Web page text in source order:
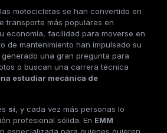
motocicletas se han convertido en
transporte más populares en
economía, facilidad para moverse en
de mantenimiento han impulsado su
una gran pregunta para
o buscan una carrera técnica
estudiar mecánica de
sí, y cada vez más personas lo
profesional sólida. En EMM